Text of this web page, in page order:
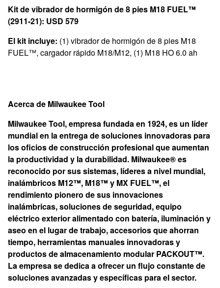
Kit de vibrador de hormigón de 8 pies M18 FUEL™
(2911-21): USD 579
El kit incluye: (1) vibrador de hormigón de 8 pies M18
FUEL™, cargador rápido M18/M12, (1) M18 HO 6.0 ah
Acerca de Milwaukee Tool
Milwaukee Tool, empresa fundada en 1924, es un líder
mundial en la entrega de soluciones innovadoras para
los oficios de construcción profesional que aumentan
la productividad y la durabilidad. Milwaukee® es
reconocido por sus sistemas, líderes a nivel mundial,
inalámbricos M12™, M18™ y MX FUEL™, el
rendimiento pionero de sus innovaciones
inalámbricas, soluciones de seguridad, equipo
eléctrico exterior alimentado con batería, iluminación y
aseo en el lugar de trabajo, accesorios que ahorran
tiempo, herramientas manuales innovadoras y
productos de almacenamiento modular PACKOUT™.
La empresa se dedica a ofrecer un flujo constante de
soluciones avanzadas y específicas para el sector.